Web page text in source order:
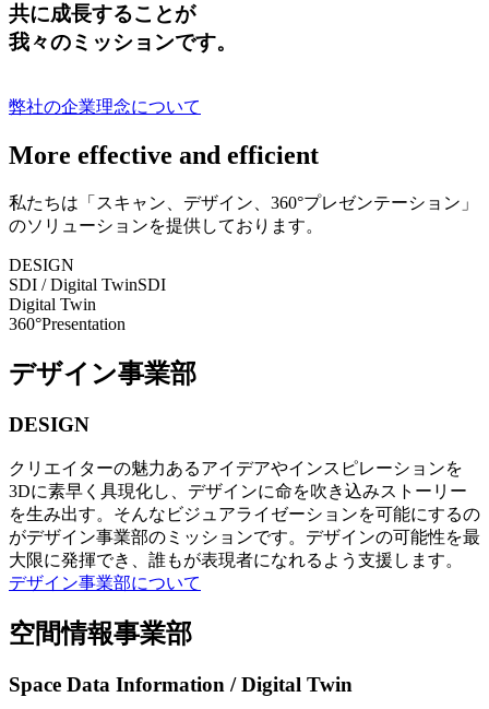
共に成長することが
我々のミッションです。
弊社の企業理念について
More effective and efficient
私たちは「スキャン、デザイン、360°プレゼンテーション」
のソリューションを提供しております。
DESIGN
SDI / Digital TwinSDI
Digital Twin
360°Presentation
デザイン事業部
DESIGN
クリエイターの魅力あるアイデアやインスピレーションを
3Dに素早く具現化し、デザインに命を吹き込みストーリー
を生み出す。そんなビジュアライゼーションを可能にするの
がデザイン事業部のミッションです。デザインの可能性を最
大限に発揮でき、誰もが表現者になれるよう支援します。
デザイン事業部について
空間情報事業部
Space Data Information / Digital Twin